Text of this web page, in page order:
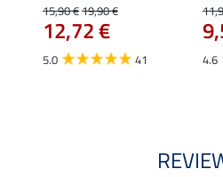
15,90 €19,90 €
12,72 €
5.0 41 4.6